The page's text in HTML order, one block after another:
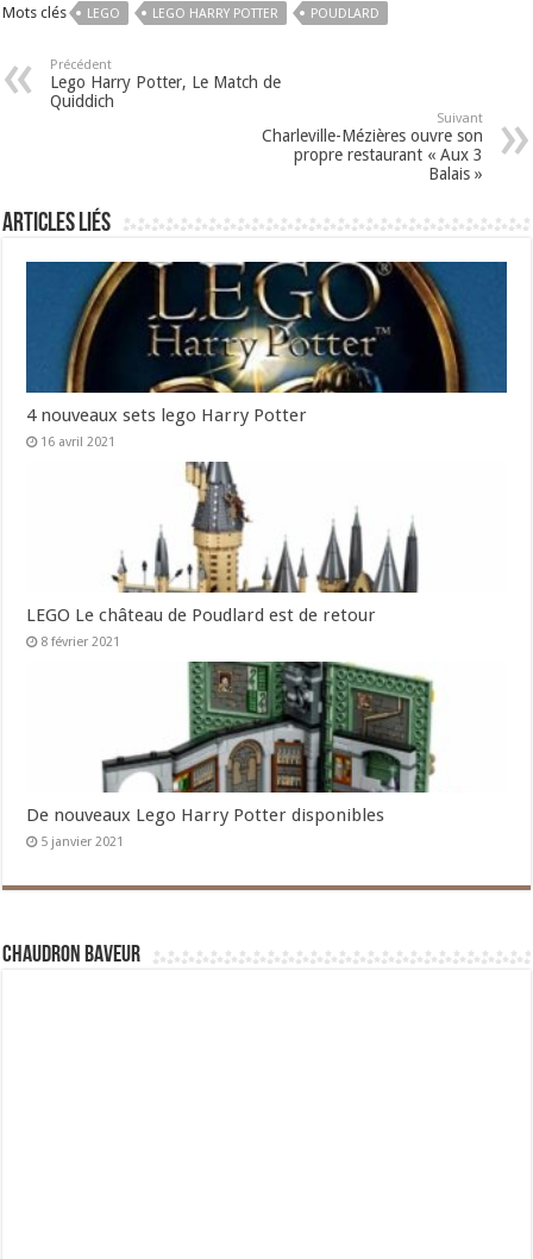
Mots clés LEGO LEGO HARRY POTTER POUDLARD
Précédent
Lego Harry Potter, Le Match de
Quiddich
Suivant
Charleville-Mézières ouvre son
propre restaurant « Aux 3
Balais »
Articles liés
4 nouveaux sets lego Harry Potter
16 avril 2021
LEGO Le château de Poudlard est de retour
8 février 2021
De nouveaux Lego Harry Potter disponibles
5 janvier 2021
Chaudron Baveur